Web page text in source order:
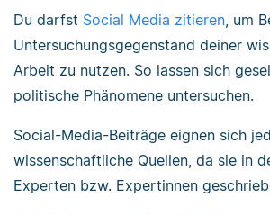
Du darfst Social Media zitieren, um
Untersuchungsgegenstand deiner
Arbeit zu nutzen. So lassen sich
politische Phänomene untersuchen.
Social-Media-Beiträge eignen sich
wissenschaftliche Quellen, da sie in
Experten bzw. Expertinnen